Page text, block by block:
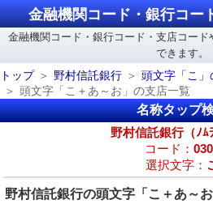
金融機関コード・銀行コー
金融機関コード・銀行コード・支店コー
できます。
トップ
野村信託銀行
頭文字「こ」
頭文字「こ＋あ～お」の支店一覧
名称タップ
野村信託銀行（ﾉﾑ
コード：
選択文字：
野村信託銀行の頭文字「こ＋あ～